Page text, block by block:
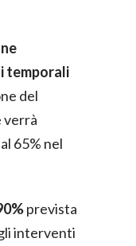
temporali
del
verrà
65% nel
prevista
interventi